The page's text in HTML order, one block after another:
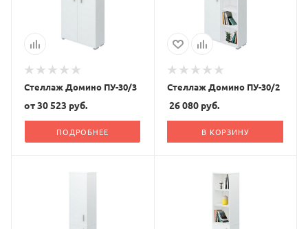
Стеллаж Домино ПУ-30/3
от30 523 руб.
ПОДРОБНЕЕ
Стеллаж Домино ПУ-30/2
26 080руб.
В КОРЗИНУ